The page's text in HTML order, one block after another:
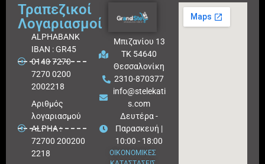
Τραπεζικοί
Λογαριασμοί
ALPHABANK
IBAN : GR45
0140 7270
7270 0200
2002218
Aριθμός
λογαριασμού
ALPHA :
72700 200200
2218
Μπιζανίου 13
ΤΚ 54640
Θεσσαλονίκη
2310-870377
info@stelekati
s.com
Δευτέρα -
Παρασκευή |
10:00 - 18:00
ΟΙΚΟΝΟΜΙΚΕΣ